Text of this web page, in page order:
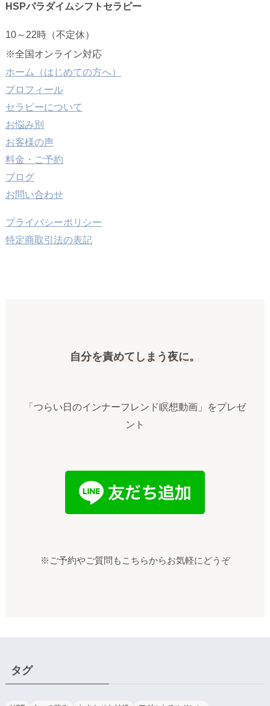
HSPパラダイムシフトセラピー
10～22時（不定休）
※全国オンライン対応
ホーム（はじめての方へ）
プロフィール
セラピーについて
お悩み別
お客様の声
料金・ご予約
ブログ
お問い合わせ
プライバシーポリシー
特定商取引法の表記
自分を責めてしまう夜に。
「つらい日のインナーフレンド瞑想動画」をプレゼ
ント
※ご予約やご質問もこちらからお気軽にどうぞ
タグ